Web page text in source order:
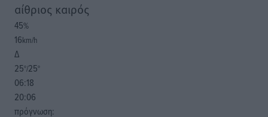
αίθριος καιρός
45%
16km/h
Δ
25°/25°
06:18
20:06
πρόγνωση: